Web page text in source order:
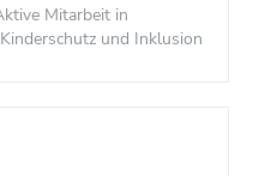
Mitarbeit in
und Inklusion